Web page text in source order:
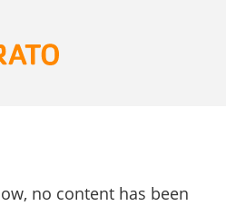
no content has been